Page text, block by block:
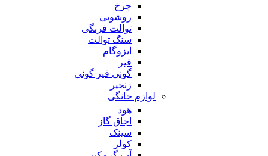
چرخ
روشویی
توالت فرنگی
سنگ توالت
ایزوگام
قیر
گونی قیر گونی
زنجیر
لوازم خانگی
هود
اجاق گاز
سینک
کولر